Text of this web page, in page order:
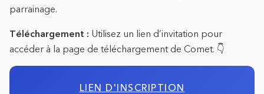
parrainage.
Téléchargement : Utilisez un lien d’invitation pour
accéder à la page de téléchargement de Comet. 👇
LIEN D'INSCRIPTION